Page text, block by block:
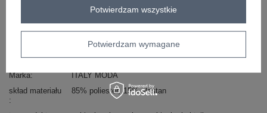
skład materiału : 85% poliester, 15% elastan
sposób prania : pranie w pralce w 30°C
Kod produktu
MI-SK-A30479.92
Marka
ITALY MODA
skład materiału
85% poliester 15% elastan
Potwierdzam wymagane
Potwierdzam wszystkie